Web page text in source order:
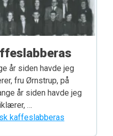
år siden havde jeg
fru Ørnstrup, på
år siden havde jeg
…
kaffeslabberas